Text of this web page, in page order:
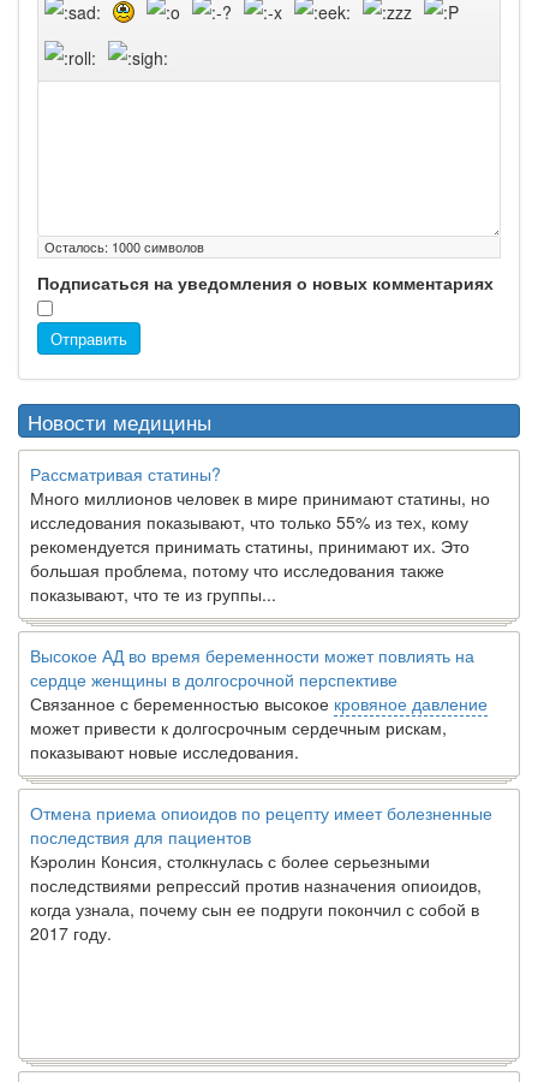
Осталось: 1000символов
Подписаться на уведомления о новых комментариях
Отправить
Новости медицины
Рассматривая статины?
Много миллионов человек в мире принимают статины, но
исследования показывают, что только 55% из тех, кому
рекомендуется принимать статины, принимают их. Это
большая проблема, потому что исследования также
показывают, что те из группы...
Высокое АД во время беременности может повлиять на
сердце женщины в долгосрочной перспективе
Связанное с беременностью высокое кровяное давление
может привести к долгосрочным сердечным рискам,
показывают новые исследования.
Отмена приема опиоидов по рецепту имеет болезненные
последствия для пациентов
Кэролин Консия, столкнулась с более серьезными
последствиями репрессий против назначения опиоидов,
когда узнала, почему сын ее подруги покончил с собой в
2017 году.